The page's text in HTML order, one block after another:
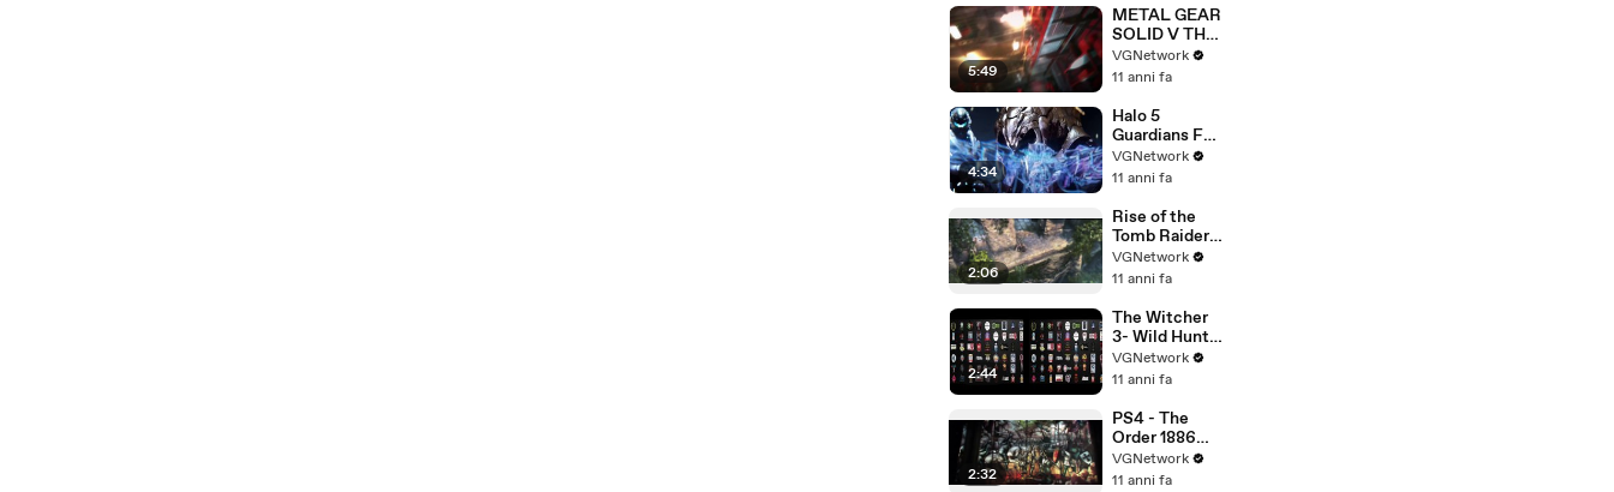
5:49
METAL GEAR
SOLID V THE
PHANTOM
PAIN Trailer
VGNetwork
11 anni fa
4:34
Halo 5
Guardians Full
Length Trailer
VGNetwork
11 anni fa
2:06
Rise of the
Tomb Raider -
Cinematic
Trailer 1080p
VGNetwork
11 anni fa
2:44
The Witcher
3- Wild Hunt -
Killing
Monsters
Trailer
VGNetwork
11 anni fa
2:32
PS4 - The
Order 1886
Cinematic
Trailer
VGNetwork
11 anni fa